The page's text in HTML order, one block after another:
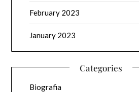
February 2023
January 2023
Categories
Biografia